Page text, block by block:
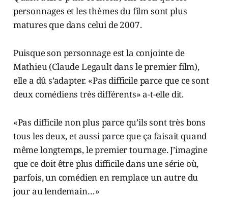
personnages et les thèmes du film sont plus
matures que dans celui de 2007.
Puisque son personnage est la conjointe de
Mathieu (Claude Legault dans le premier film),
elle a dû s’adapter. «Pas difficile parce que ce sont
deux comédiens très différents» a-t-elle dit.
«Pas difficile non plus parce qu’ils sont très bons
tous les deux, et aussi parce que ça faisait quand
même longtemps, le premier tournage. J’imagine
que ce doit être plus difficile dans une série où,
parfois, un comédien en remplace un autre du
jour au lendemain…»